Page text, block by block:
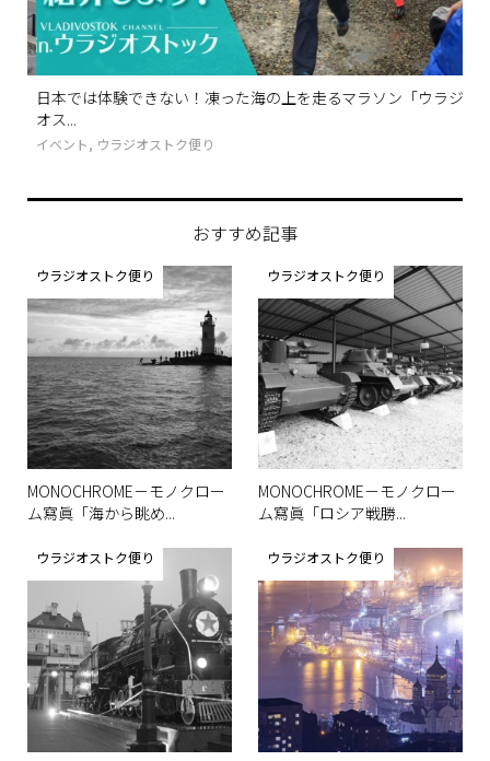
日本では体験できない！凍った海の上を走るマラソン「ウラジ
オス...
イベント,ウラジオストク便り
バ
おすすめ記事
ウラジオストク便り
MONOCHROME－モノクロー
ム寫眞「海から眺め...
ウラジオストク便り
MONOCHROME－モノクロー
ム寫眞「ロシア戦勝...
ウラジオストク便り ウラジオストク便り